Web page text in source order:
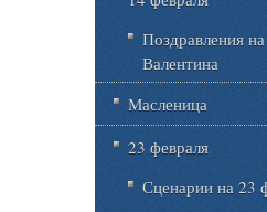
Поздравления
Валентина
Масленица
23 февраля
Сценарии на 23